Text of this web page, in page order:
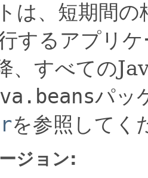
は、短期間
するアプリ
、すべての
パッ
を参照してく
ジョン: